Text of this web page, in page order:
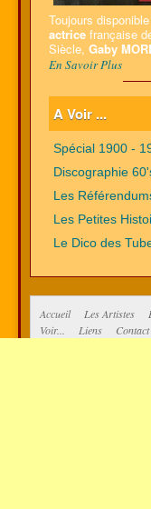
Toujours
actrice française
Siècle, Gaby
En Savoir Plus
A Voir ...
Spécial 1900 -
Discographie
Les
Les Petites
Le Dico des
Accueil Les Artistes
Voir...
Liens Contact